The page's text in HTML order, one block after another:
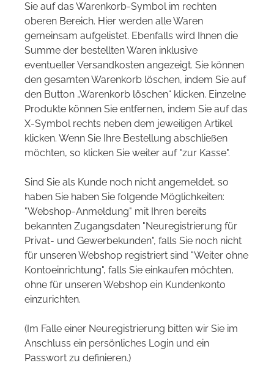
Sie auf das Warenkorb-Symbol im rechten
oberen Bereich. Hier werden alle Waren
gemeinsam aufgelistet. Ebenfalls wird Ihnen die
Summe der bestellten Waren inklusive
eventueller Versandkosten angezeigt. Sie können
den gesamten Warenkorb löschen, indem Sie auf
den Button „Warenkorb löschen“ klicken. Einzelne
Produkte können Sie entfernen, indem Sie auf das
X-Symbol rechts neben dem jeweiligen Artikel
klicken. Wenn Sie Ihre Bestellung abschließen
möchten, so klicken Sie weiter auf "zur Kasse".
Sind Sie als Kunde noch nicht angemeldet, so
haben Sie haben Sie folgende Möglichkeiten:
"Webshop-Anmeldung" mit Ihren bereits
bekannten Zugangsdaten "Neuregistrierung für
Privat- und Gewerbekunden", falls Sie noch nicht
für unseren Webshop registriert sind "Weiter ohne
Kontoeinrichtung", falls Sie einkaufen möchten,
ohne für unseren Webshop ein Kundenkonto
einzurichten.
(Im Falle einer Neuregistrierung bitten wir Sie im
Anschluss ein persönliches Login und ein
Passwort zu definieren.)